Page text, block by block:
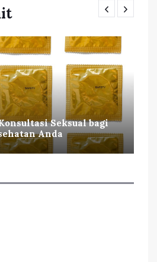
Seksual bagi
Anda